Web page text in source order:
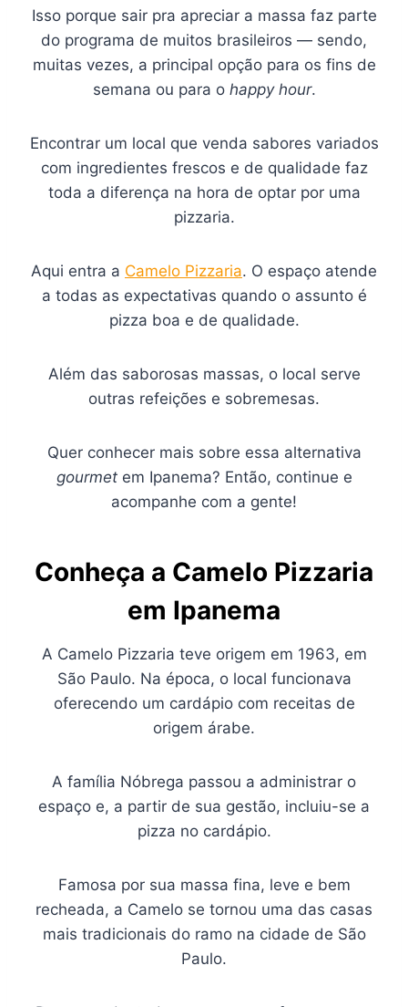
Isso porque sair pra apreciar a massa faz parte
do programa de muitos brasileiros — sendo,
muitas vezes, a principal opção para os fins de
semana ou para o happy hour.
Encontrar um local que venda sabores variados
com ingredientes frescos e de qualidade faz
toda a diferença na hora de optar por uma
pizzaria.
Aqui entra a Camelo Pizzaria. O espaço atende
a todas as expectativas quando o assunto é
pizza boa e de qualidade.
Além das saborosas massas, o local serve
outras refeições e sobremesas.
Quer conhecer mais sobre essa alternativa
gourmet em Ipanema? Então, continue e
acompanhe com a gente!
Conheça a Camelo Pizzaria
em Ipanema
A Camelo Pizzaria teve origem em 1963, em
São Paulo. Na época, o local funcionava
oferecendo um cardápio com receitas de
origem árabe.
A família Nóbrega passou a administrar o
espaço e, a partir de sua gestão, incluiu-se a
pizza no cardápio.
Famosa por sua massa fina, leve e bem
recheada, a Camelo se tornou uma das casas
mais tradicionais do ramo na cidade de São
Paulo.